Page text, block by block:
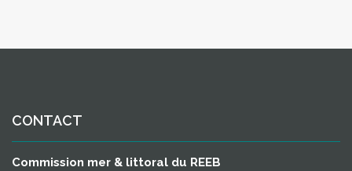
CONTACT
Commission mer & littoral du REEB